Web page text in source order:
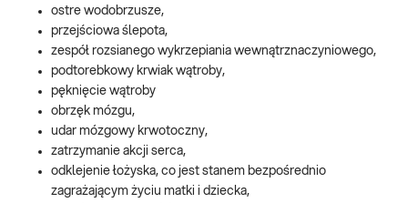
ostre wodobrzusze,
przejściowa ślepota,
zespół rozsianego wykrzepiania wewnątrznaczyniowego,
podtorebkowy krwiak wątroby,
pęknięcie wątroby
obrzęk mózgu,
udar mózgowy krwotoczny,
zatrzymanie akcji serca,
odklejenie łożyska, co jest stanem bezpośrednio
zagrażającym życiu matki i dziecka,